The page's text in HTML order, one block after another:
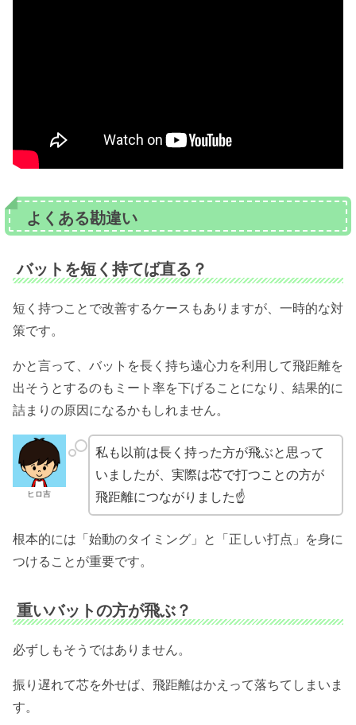
よくある勘違い
バットを短く持てば直る？
短く持つことで改善するケースもありますが、一時的な対
策です。
かと言って、バットを長く持ち遠心力を利用して飛距離を
出そうとするのもミート率を下げることになり、結果的に
詰まりの原因になるかもしれません。
ヒロ吉
私も以前は長く持った方が飛ぶと思って
いましたが、実際は芯で打つことの方が
飛距離につながりました☝️
根本的には「始動のタイミング」と「正しい打点」を身に
つけることが重要です。
重いバットの方が飛ぶ？
必ずしもそうではありません。
振り遅れて芯を外せば、飛距離はかえって落ちてしまいま
す。